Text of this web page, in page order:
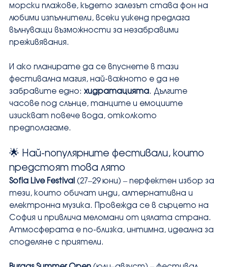
морски плажове, където залезът става фон на
любими изпълнители, всеки уикенд предлага
вълнуващи възможности за незабравими
преживявания.
И ако планирате да се впуснете в тази
фестивална магия, най-важното е да не
забравите едно: хидратацията. Дългите
часове под слънце, танците и емоциите
изискват повече вода, отколкото
предполагаме.
🌟 Най-популярните фестивали, които
предстоят това лято
Sofia Live Festival (27–29 юни) – перфектен избор за
тези, които обичат инди, алтернативна и
електронна музика. Провежда се в сърцето на
София и привлича меломани от цялата страна.
Атмосферата е по-близка, интимна, идеална за
споделяне с приятели.